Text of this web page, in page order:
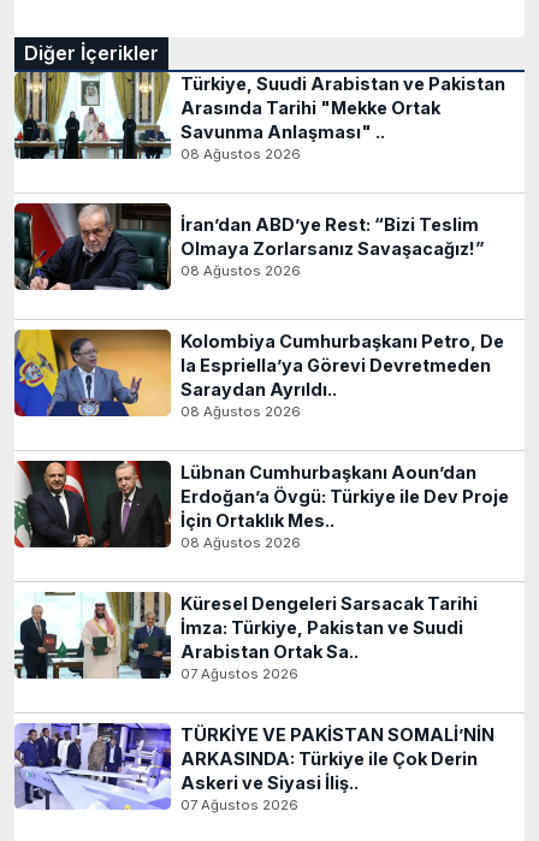
Diğer İçerikler
Türkiye, Suudi Arabistan ve Pakistan
Arasında Tarihi "Mekke Ortak
Savunma Anlaşması" ..
08 Ağustos 2026
İran’dan ABD’ye Rest: “Bizi Teslim
Olmaya Zorlarsanız Savaşacağız!”
08 Ağustos 2026
Kolombiya Cumhurbaşkanı Petro, De
la Espriella’ya Görevi Devretmeden
Saraydan Ayrıldı..
08 Ağustos 2026
Lübnan Cumhurbaşkanı Aoun’dan
Erdoğan’a Övgü: Türkiye ile Dev Proje
İçin Ortaklık Mes..
08 Ağustos 2026
Küresel Dengeleri Sarsacak Tarihi
İmza: Türkiye, Pakistan ve Suudi
Arabistan Ortak Sa..
07 Ağustos 2026
TÜRKİYE VE PAKİSTAN SOMALİ’NİN
ARKASINDA: Türkiye ile Çok Derin
Askeri ve Siyasi İliş..
07 Ağustos 2026